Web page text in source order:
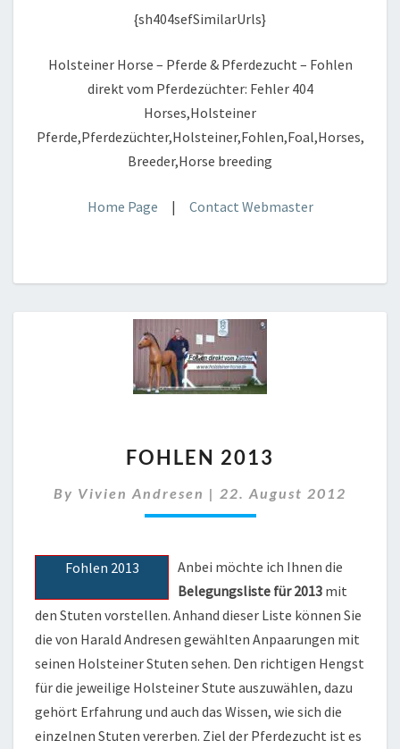
{sh404sefSimilarUrls}
Holsteiner Horse – Pferde & Pferdezucht – Fohlen
direkt vom Pferdezüchter: Fehler 404
Horses,Holsteiner
Pferde,Pferdezüchter,Holsteiner,Fohlen,Foal,Horses,
Breeder,Horse breeding
Home Page | Contact Webmaster
2013
FOHLEN 2013
By Vivien Andresen | 22. August 2012
Fohlen 2013
Anbei möchte ich Ihnen die
Belegungsliste für 2013 mit
den Stuten vorstellen. Anhand dieser Liste können Sie
die von Harald Andresen gewählten Anpaarungen mit
seinen Holsteiner Stuten sehen. Den richtigen Hengst
für die jeweilige Holsteiner Stute auszuwählen, dazu
gehört Erfahrung und auch das Wissen, wie sich die
einzelnen Stuten vererben. Ziel der Pferdezucht ist es